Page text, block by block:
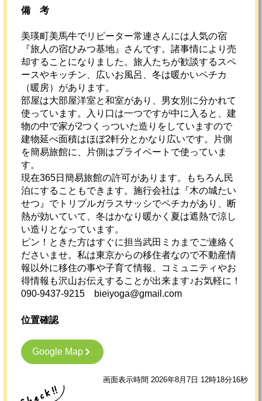
備考
美瑛町美馬牛でリピーター常連さんには人気の宿
『旅人の宿ひみつ基地』さんです。諸事情により売
却することになりました。旅人たちが歓談するスペ
ースやキッチン、広いお風呂、冬は暖かいペチカ
（暖房）があります。
部屋は大部屋洋室と和室があり、男女別に分かれて
使っています。入り口は一つですが中に入ると、建
物の中で家が2つくっついた造りをしていますので
建物延べ面積はほぼ2軒分とかなり広いです。片側
を簡易旅館に、片側はプライベートで使っていま
す。
現在365日簡易旅館の許可があります。もちろん民
泊にすることもできます。施行会社は『木の城たい
せつ』でトリプルガラスサッシでペチカがあり、断
熱が効いていて、冬はかなり暖かく夏は遮熱で涼し
い造りとなっています。
ピン！ときた方はすぐに担当武田ミカまでご連絡く
ださいませ。私は東京からの移住者なので不動産情
報以外に移住の事や子育て情報、コミュニティやお
得情報も沢山お伝えすることが出来ます♪お気軽に！
090-9437-9215 bieiyoga@gmail.com
位置確認
Google Map
画面表示時間 2026年8月7日 12時18分16秒